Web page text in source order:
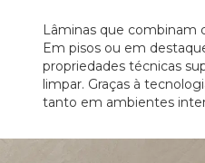
Lâminas que combinam
Em pisos ou em
propriedades técnicas
limpar. Graças à
tanto em ambientes